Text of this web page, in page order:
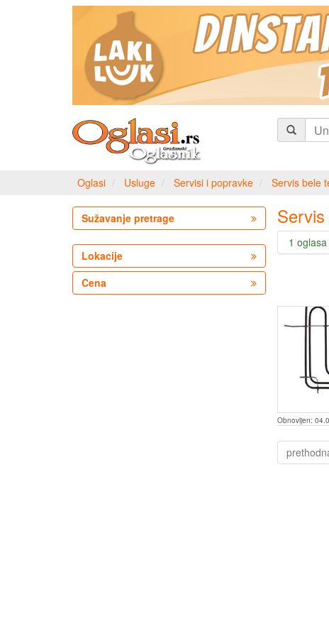
Oglasi Usluge Servisi i popravke Servis bele
Sužavanje pretrage
Lokacije
Cena
1 oglasa
Obnovljen: